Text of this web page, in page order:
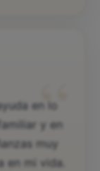
“
en lo
y en
muy
en mi vida.